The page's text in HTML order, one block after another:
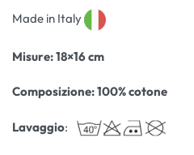
Made in Italy
Misure: 18×16 cm
Composizione: 100% cotone
Lavaggio: